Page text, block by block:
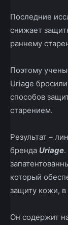
Последние
снижает
раннему
Поэтому
Uriage
способов
старением.
Результат –
бренда Uriage
который
защиту кожи, в
Он содержит